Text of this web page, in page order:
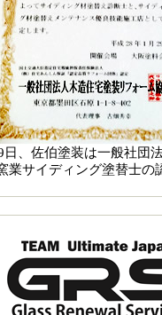
日、佐伯塗装は一般社団
業サイディング塗替士の